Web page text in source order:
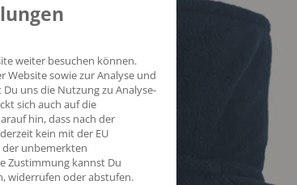
weiter besuchen können.
sowie zur Analyse und
uns die Nutzung zu Analyse-
sich auch auf die
hin, dass nach der
kein mit der EU
der unbemerkten
Zustimmung kannst Du
widerrufen oder abstufen.